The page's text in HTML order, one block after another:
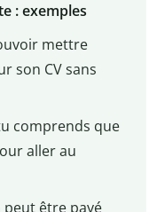
: exemples
mettre
son CV sans
comprends que
aller au
peut être payé